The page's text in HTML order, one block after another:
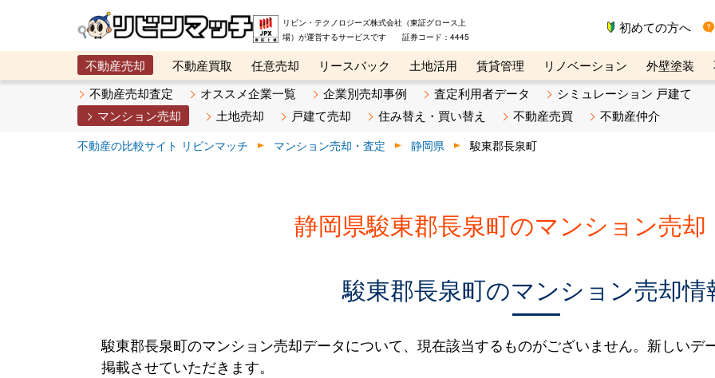
リビン・テクノロジーズ株式会社（東証グロース上
場）が運営するサービスです 証券コード：4445
初めての方へ
不動産売却 不動産買取 任意売却 リースバック 土地活用 賃貸管理 リノベーション 外壁塗装
メタ住宅展示場
ベスト不動産カンパニー オンライン講座 リビンマガジンBiz 不動産売却ご相談デスク
不動産売却査定 オススメ企業一覧 企業別売却事例 査定利用者データ
シミュレーション 戸建て
マンション売却
土地売却 戸建て売却 住み替え・買い替え 不動産売買 不動産仲介
不動産の比較サイト リビンマッチ マンション売却・査定 静岡県 駿東郡長泉町
静岡県駿東郡長泉町のマンション売却
駿東郡長泉町のマンション売却情
駿東郡長泉町のマンション売却データについて、現在該当するものがございません。新しいデ
掲載させていただきます。